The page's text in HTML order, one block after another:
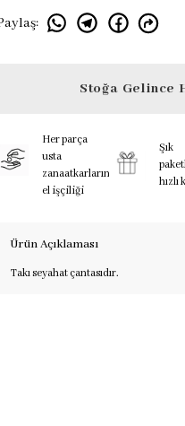
:
Stoğa Gelince
Her parça
usta
zanaatkarların
el işçiliği
Şık
hızlı
Ürün Açıklaması
Takı seyahat çantasıdır.